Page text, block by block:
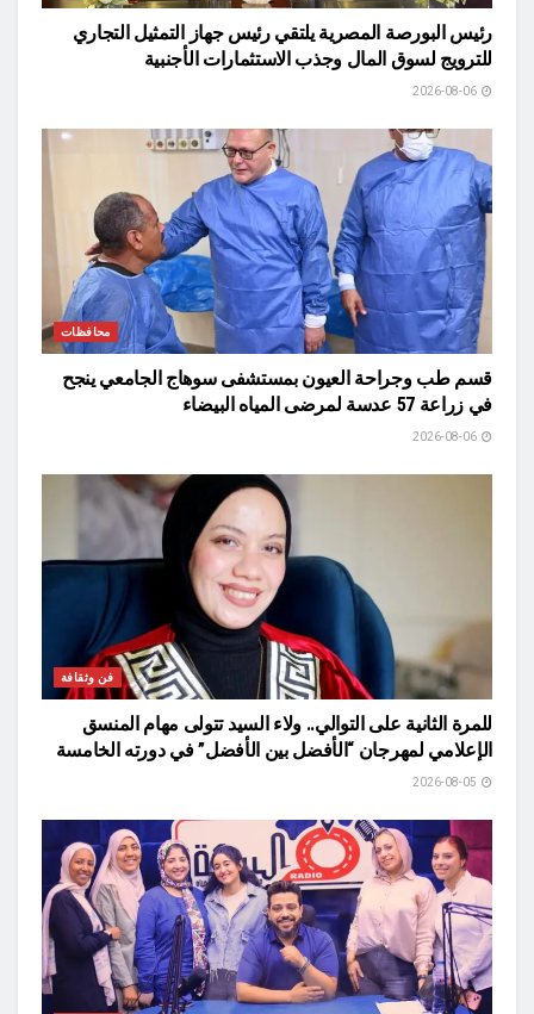
رئيس البورصة المصرية يلتقي رئيس جهاز التمثيل التجاري
للترويج لسوق المال وجذب الاستثمارات الأجنبية
محافظات
قسم طب وجراحة العيون بمستشفى سوهاج الجامعي ينجح
في زراعة 57 عدسة لمرضى المياه البيضاء
فن وثقافة
للمرة الثانية على التوالي.. ولاء السيد تتولى مهام المنسق
الإعلامي لمهرجان “الأفضل بين الأفضل” في دورته الخامسة